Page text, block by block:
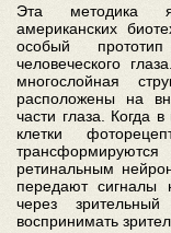
Эта методика
американских
особый прототип
человеческого
многослойная
расположены на
части глаза. Когда
клетки
ретинальным
передают сигналы
через
воспринимать